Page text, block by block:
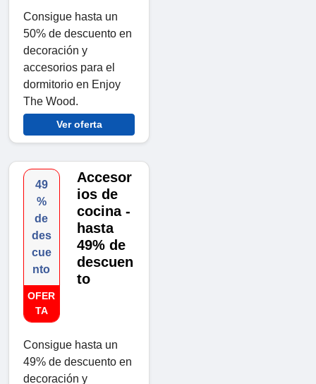
Consigue hasta un
50% de descuento en
decoración y
accesorios para el
dormitorio en Enjoy
The Wood.
Ver oferta
49
%
de
des
cue
nto
OFER
TA
Accesor
ios de
cocina -
hasta
49% de
descuen
to
Consigue hasta un
49% de descuento en
decoración y